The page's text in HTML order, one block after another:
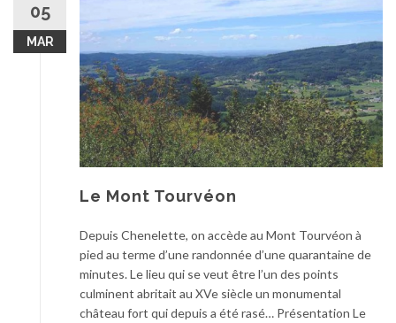
05
MAR
Le Mont Tourvéon
Depuis Chenelette, on accède au Mont Tourvéon à
pied au terme d’une randonnée d’une quarantaine de
minutes. Le lieu qui se veut être l’un des points
culminent abritait au XVe siècle un monumental
château fort qui depuis a été rasé… Présentation Le